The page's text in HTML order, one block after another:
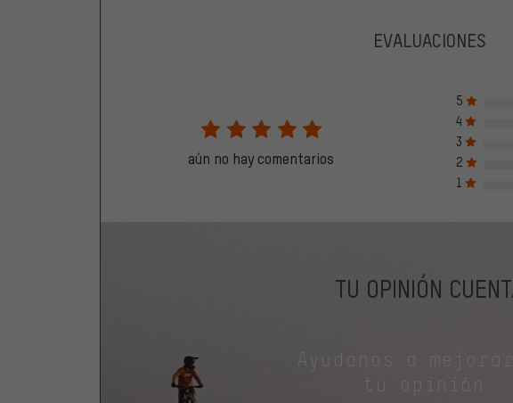
EVALUACIONES
aún no hay comentarios
5
4
3
2
1
TU OPINIÓN
tu opinión.